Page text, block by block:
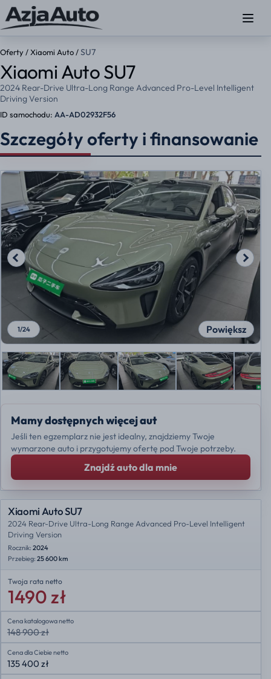
Oferty / Xiaomi Auto /SU7
Xiaomi Auto SU7
2024 Rear-Drive Ultra-Long Range Advanced Pro-Level Intelligent
Driving Version
ID samochodu: AA-AD02932F56
Szczegóły oferty i finansowanie
Powiększ
1/24
Mamy dostępnych więcej aut
Jeśli ten egzemplarz nie jest idealny, znajdziemy Twoje
wymarzone auto i przygotujemy ofertę pod Twoje potrzeby.
Znajdź auto dla mnie
Xiaomi Auto SU7
2024 Rear-Drive Ultra-Long Range Advanced Pro-Level Intelligent
Driving Version
Rocznik: 2024
Przebieg: 25 600 km
Twoja rata netto
1490 zł
Cena katalogowa netto
148 900 zł
Cena dla Ciebie netto
135 400 zł